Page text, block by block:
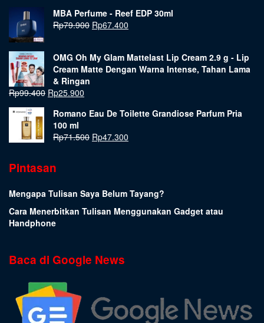
MBA Perfume - Reef EDP 30ml
Rp79.900 Rp67.400
OMG Oh My Glam Mattelast Lip Cream 2.9 g - Lip
Cream Matte Dengan Warna Intense, Tahan Lama
& Ringan
Rp99.400 Rp25.900
Romano Eau De Toilette Grandiose Parfum Pria
100 ml
Rp71.500 Rp47.300
Pintasan
Mengapa Tulisan Saya Belum Tayang?
Cara Menerbitkan Tulisan Menggunakan Gadget atau
Handphone
Baca di Google News